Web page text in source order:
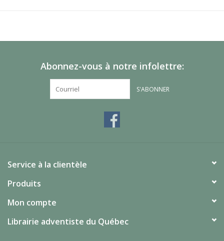
Abonnez-vous à notre infolettre:
S'ABONNER
Service à la clientèle
Produits
Mon compte
Librairie adventiste du Québec